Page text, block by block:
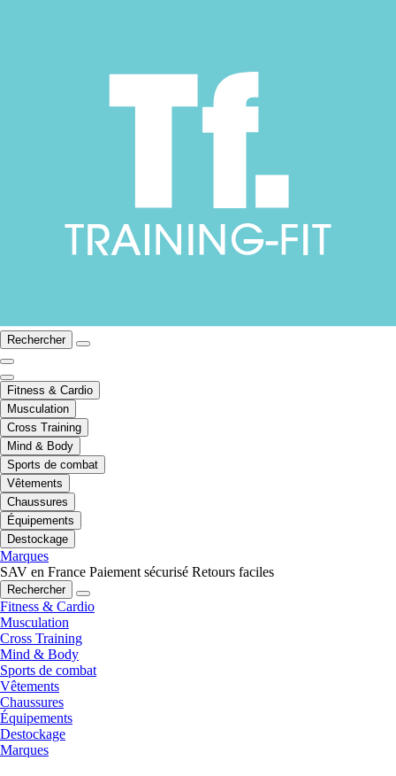
Rechercher
Fitness & Cardio
Musculation
Cross Training
Mind & Body
Sports de combat
Vêtements
Chaussures
Équipements
Destockage
Marques
SAV en France Paiement sécurisé Retours faciles
Rechercher
Fitness & Cardio
Musculation
Cross Training
Mind & Body
Sports de combat
Vêtements
Chaussures
Équipements
Destockage
Marques